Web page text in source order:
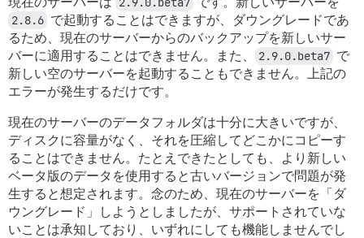
	from /usr/local/lib/ruby/gems/2.7.0/gems/bundler-2.3.18/lib/bundler/cli/exec.rb:56:in `require_relative'
	from /usr/local/lib/ruby/gems/2.7.0/gems/bundler-2.3.18/lib/bundler/cli/exec.rb:56:in `kernel_load'
	from /usr/local/lib/ruby/gems/2.7.0/gems/bundler-2.3.18/lib/bundler/cli/exec.rb:23:in `run'
	from /usr/local/lib/ruby/gems/2.7.0/gems/bundler-2.3.18/lib/bundler/cli.rb:483:in `exec'
	from /usr/local/lib/ruby/gems/2.7.0/gems/bundler-2.3.18/lib/bundler/vendor/thor/lib/thor/command.rb:27:in `run'
	from /usr/local/lib/ruby/gems/2.7.0/gems/bundler-2.3.18/lib/bundler/vendor/thor/lib/thor/invocation.rb:127:in `invoke_command'
	from /usr/local/lib/ruby/gems/2.7.0/gems/bundler-2.3.18/lib/bundler/vendor/thor/lib/thor.rb:392:in `dispatch'
	from /usr/local/lib/ruby/gems/2.7.0/gems/bundler-2.3.18/lib/bundler/cli.rb:31:in `dispatch'
	from /usr/local/lib/ruby/gems/2.7.0/gems/bundler-2.3.18/lib/bundler/vendor/thor/lib/thor/base.rb:485:in `start'
	from /usr/local/lib/ruby/gems/2.7.0/gems/bundler-2.3.18/lib/bundler/cli.rb:25:in `start'
	from /usr/local/lib/ruby/gems/2.7.0/gems/bundler-2.3.18/exe/bundle:48:in `block in <top (required)>'
	from /usr/local/lib/ruby/gems/2.7.0/gems/bundler-2.3.18/lib/bundler/friendly_errors.rb:120:in `with_friendly_errors'
	from /usr/local/lib/ruby/gems/2.7.0/gems/bundler-2.3.18/exe/bundle:36:in `<top (required)>'
	from /usr/local/bin/bundle:23:in `load'
	from /usr/local/bin/bundle:23:in `<main>'
2.8.6 で起動することはできますが、ダウングレードであ
るため、現在のサーバーからのバックアップを新しいサー
バーに適用することはできません。また、
2.9.0.beta7 で
新しい空のサーバーを起動することもできません。上記の
エラーが発生するだけです。
現在のサーバーのデータフォルダは十分に大きいですが、
ディスクに容量がなく、それを圧縮してどこかにコピーす
ることはできません。たとえできたとしても、より新しい
ベータ版のデータを使用すると古いバージョンで問題が発
生すると想定されます。念のため、現在のサーバーを「ダ
ウングレード」しようとしましたが、サポートされていな
いことは承知しており、いずれにしても機能しませんでし